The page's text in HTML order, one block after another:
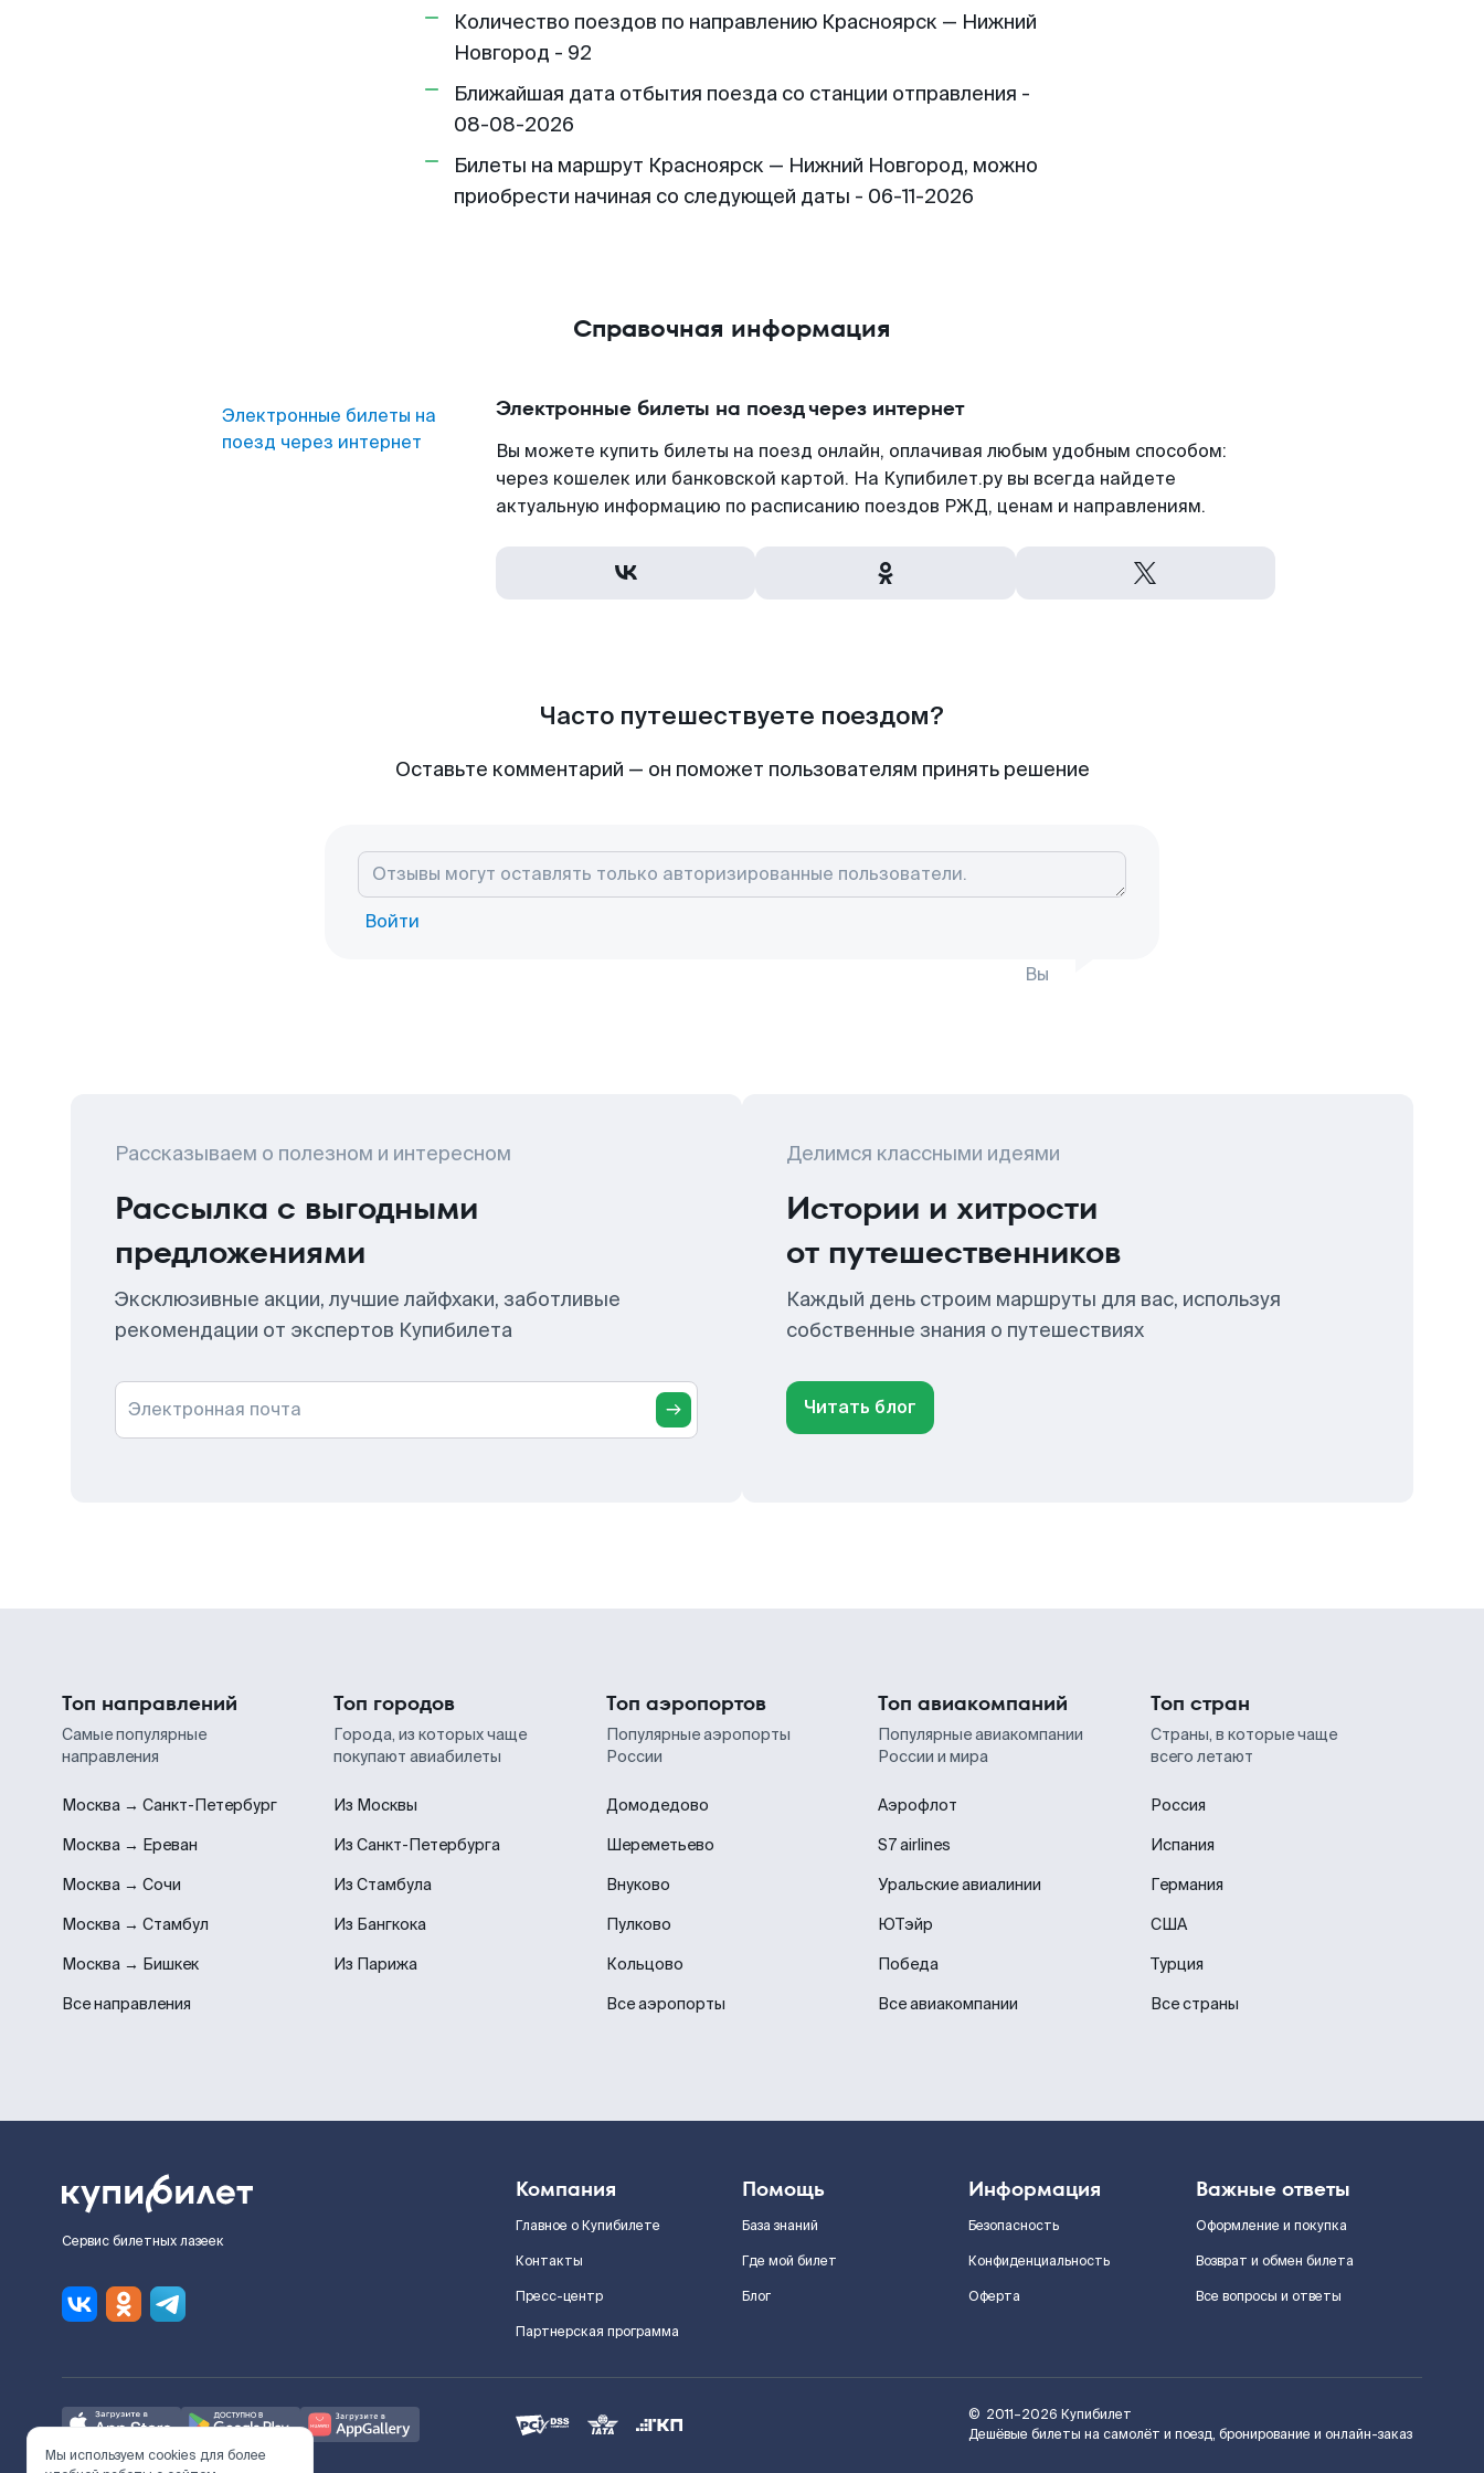
Количество поездов по направлению Красноярск — Нижний
Новгород - 92
Ближайшая дата отбытия поезда со станции отправления -
08-08-2026
Билеты на маршрут Красноярск — Нижний Новгород, можно
приобрести начиная со следующей даты - 06-11-2026
Справочная информация
Электронные билеты на
поезд через интернет
Электронные билеты на поезд через интернет
Вы можете купить билеты на поезд онлайн, оплачивая любым удобным способом:
через кошелек или банковской картой. На Купибилет.ру вы всегда найдете
актуальную информацию по расписанию поездов РЖД, ценам и направлениям.
Часто путешествуете поездом?
Оставьте комментарий — он поможет пользователям принять решение
Войти
Вы
Рассказываем о полезном и интересном
Рассылка с выгодными
предложениями
Эксклюзивные акции, лучшие лайфхаки, заботливые
рекомендации от экспертов Купибилета
Электронная почта
Делимся классными идеями
Истории и хитрости
от путешественников
Каждый день строим маршруты для вас, используя
собственные знания о путешествиях
Читать блог
Топ направлений
Самые популярные
направления
Москва → Санкт-Петербург
Москва → Ереван
Москва → Сочи
Москва → Стамбул
Москва → Бишкек
Все направления
Топ городов
Города, из которых чаще
покупают авиабилеты
Из Москвы
Из Санкт-Петербурга
Из Стамбула
Из Бангкока
Из Парижа
Топ аэропортов
Популярные аэропорты
России
Домодедово
Шереметьево
Внуково
Пулково
Кольцово
Все аэропорты
Топ авиакомпаний
Популярные авиакомпании
России и мира
Аэрофлот
S7 airlines
Уральские авиалинии
ЮТэйр
Победа
Все авиакомпании
Топ стран
Страны, в которые чаще
всего летают
Россия
Испания
Германия
США
Турция
Все страны
Сервис билетных лазеек
Компания
Главное о Купибилете
Контакты
Пресс-центр
Партнерская программа
Помощь
База знаний
Где мой билет
Блог
Информация
Безопасность
Конфиденциальность
Оферта
Важные ответы
Оформление и покупка
Возврат и обмен билета
Все вопросы и ответы
© 2011–2026 Купибилет
Дешёвые билеты на самолёт и поезд, бронирование и онлайн-заказ
Мы используем cookies для более